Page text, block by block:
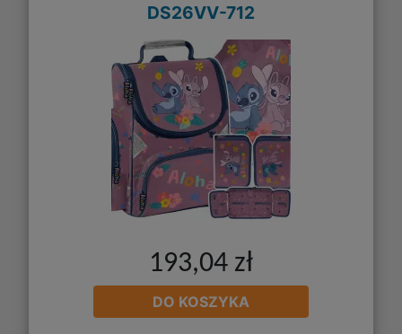
DS26VV-712
193,04 zł
DO KOSZYKA